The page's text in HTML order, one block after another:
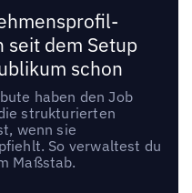
seit dem Setup
schon
haben den Job
strukturierten
wenn sie
So verwaltest du
Maßstab.